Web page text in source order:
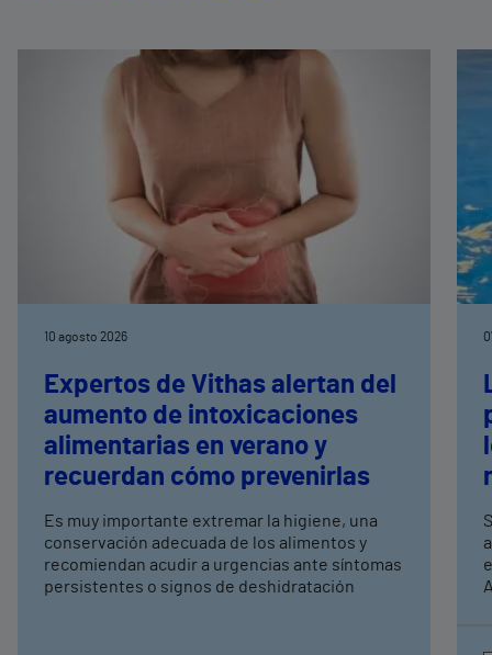
10 agosto 2026
Expertos de Vithas alertan del
aumento de intoxicaciones
alimentarias en verano y
recuerdan cómo prevenirlas
Es muy importante extremar la higiene, una
conservación adecuada de los alimentos y
recomiendan acudir a urgencias ante síntomas
persistentes o signos de deshidratación